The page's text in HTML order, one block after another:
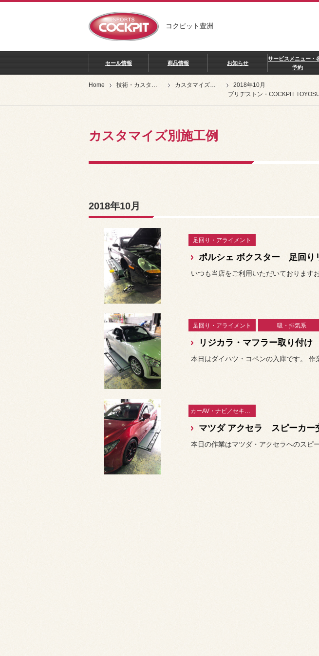
コクピット豊洲
セール情報 商品情報 お知らせ
サービスメニュー・
予約
Home 技術・カスタマイズ別 カスタマイズ別施工例
2018年10月
ブリヂストン・COCKPIT
カスタマイズ別施工例
2018年10月
足回り・アライメント
ポルシェ ボクスター 足回り
足回り・アライメント 吸・排気系
リジカラ・マフラー取り付
カーAV・ナビ／セキュリティー
マツダ アクセラ スピーカー